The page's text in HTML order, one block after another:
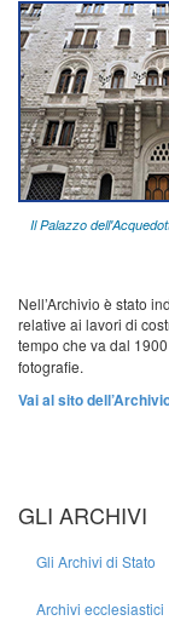
Il Palazzo
Nell’Archivio è stato
relative ai lavori di
tempo che va dal
fotografie.
Vai al sito
GLI ARCHIVI
Gli Archivi di Stato
Archivi ecclesiastici